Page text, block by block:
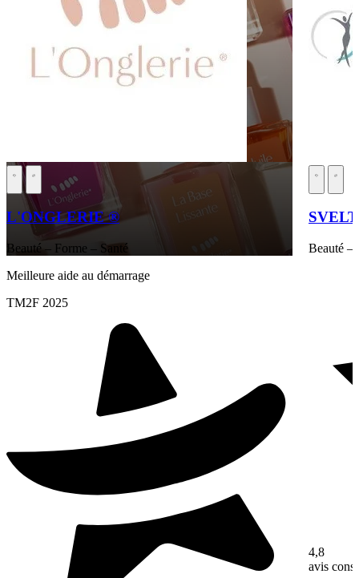
L'ONGLERIE ®
Beauté – Forme – Santé
Meilleure aide au démarrage
TM2F 2025
Beauté –
4,8
avis